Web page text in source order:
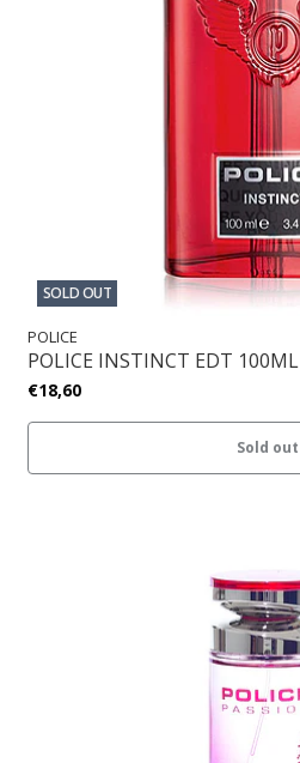
SOLD OUT
POLICE
POLICE INSTINCT EDT 100ML
€18,60
Sold out